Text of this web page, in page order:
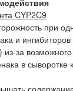
CYP2C9
при
и
из-за
в сыворотке